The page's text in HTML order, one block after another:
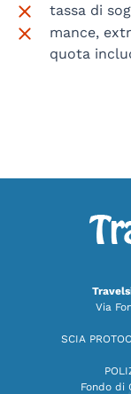
tassa di
mance,
quota
Via
SCIA
Fondo di